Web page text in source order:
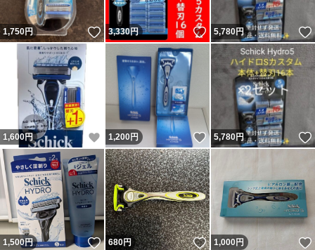
1,750円 いいね！
3,330円 いいね！
5,780円
1,600円 いいね！
1,200円 いいね！
5,780円
1,500円 いいね！
680円 いいね！
1,000円